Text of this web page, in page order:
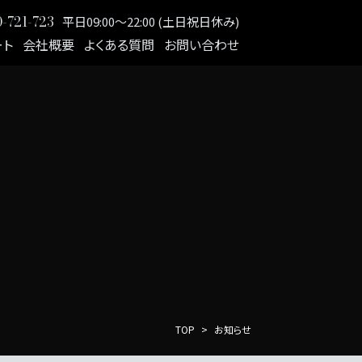
721-723 平日09:00～22:00 (土日祝日休み)
会社概要 よくある質問 お問い合わせ
TOP お知らせ